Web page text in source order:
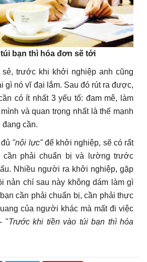
bạn thì hóa đơn sẽ tới
trước khi khởi nghiệp anh cũng
gì nó vĩ đại lắm. Sau đó rút ra được,
có ít nhất 3 yếu tố: đam mê, làm
và quan trọng nhất là thế mạnh
cần.
"nội lực"để khởi nghiệp, sẽ có rất
cần phải chuẩn bị và lường trước
Nhiều người ra khởi nghiệp, gặp
nản chí sau này không dám làm gì
cần phải chuẩn bị, cần phải thực
của người khác mà mất đi việc
"Trước khi tiền vào túi bạn thì hóa